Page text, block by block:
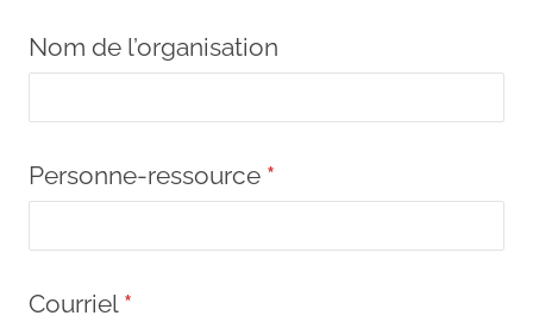
Nom de l’organisation
Personne-ressource *
Courriel *